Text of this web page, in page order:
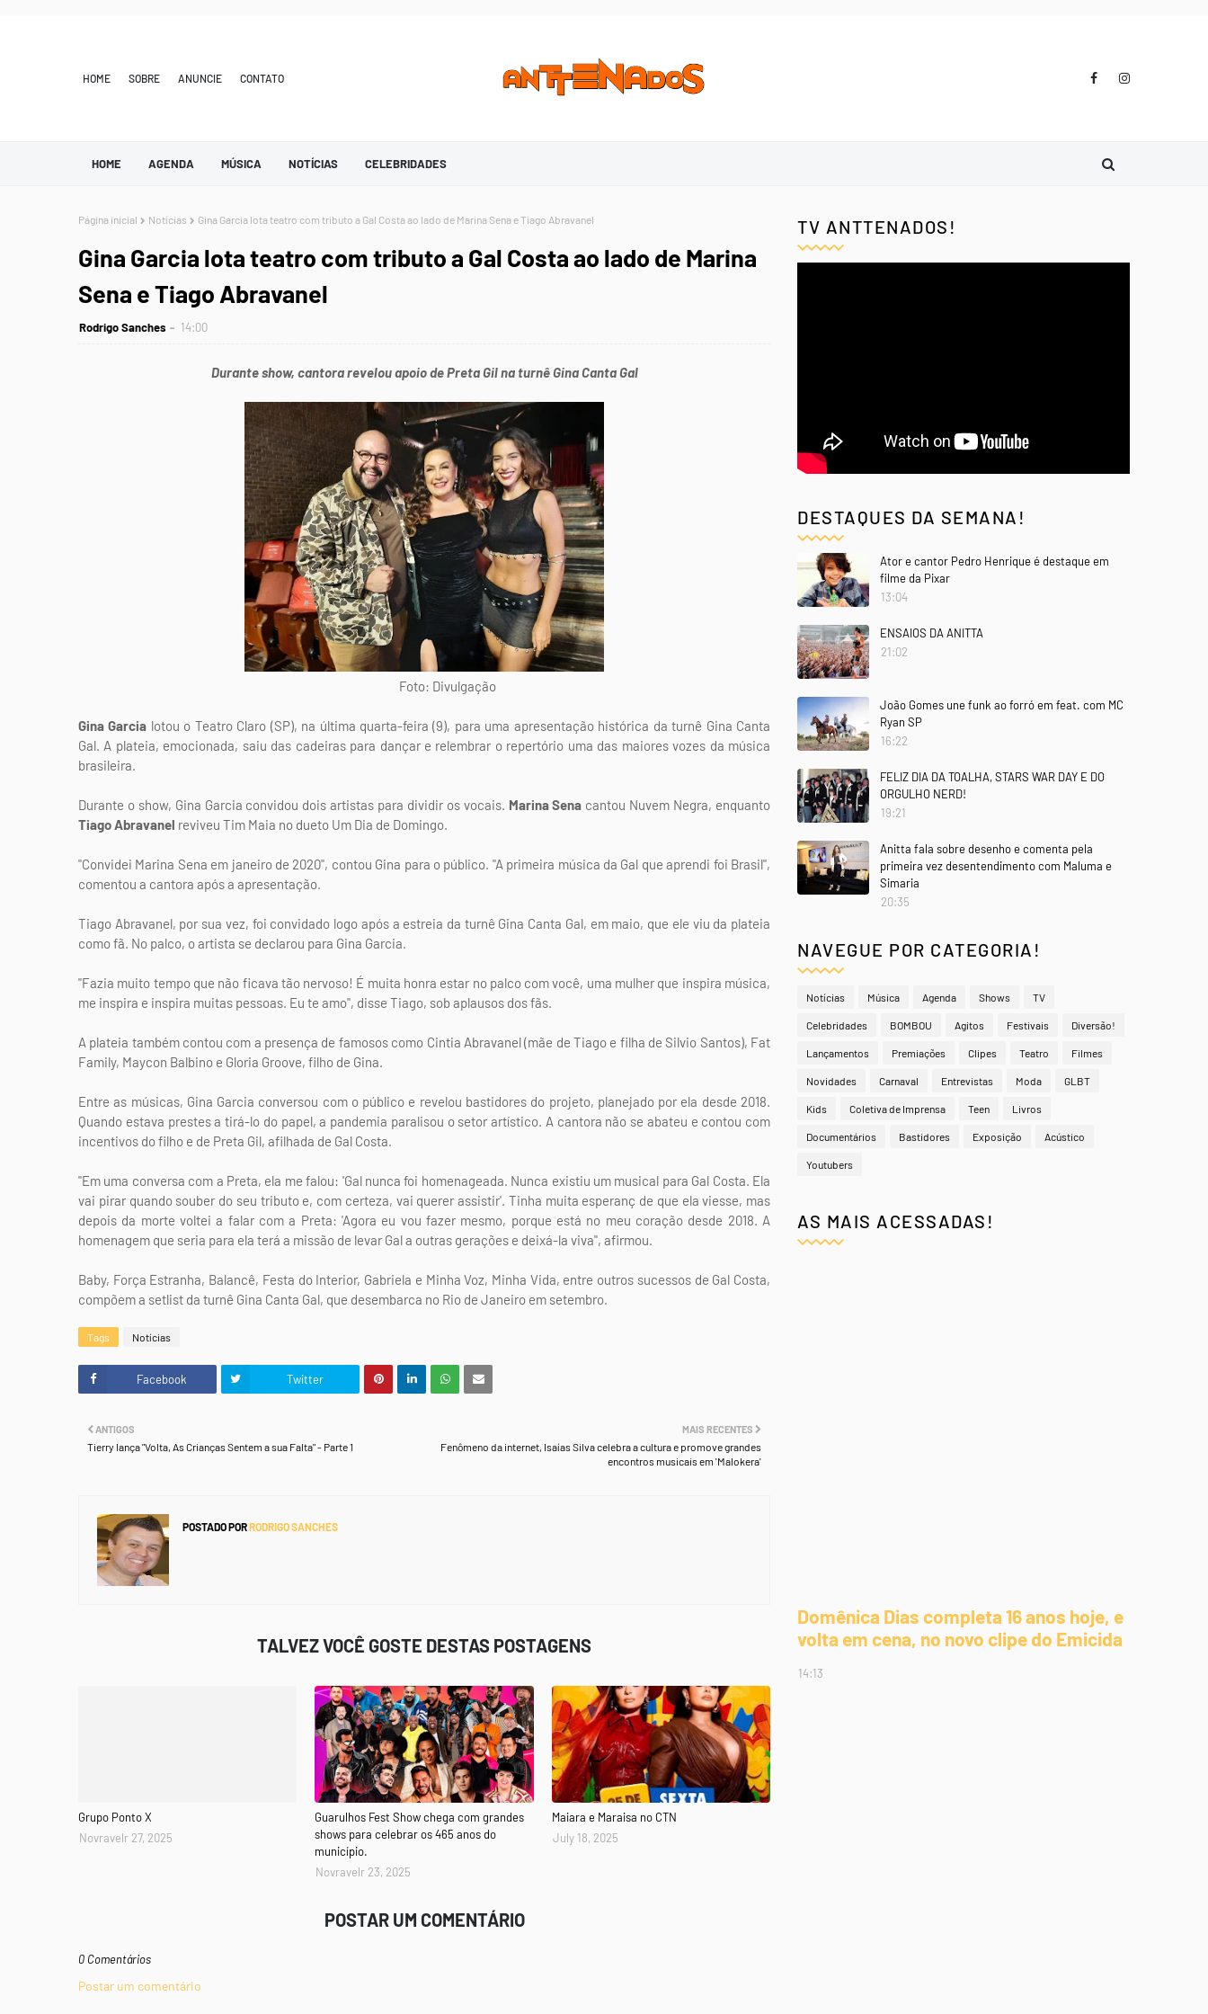
HOME SOBRE ANUNCIE CONTATO
HOME AGENDA MÚSICA NOTÍCIAS CELEBRIDADES
Página inicial Notícias Gina Garcia lota teatro com tributo a Gal Costa ao lado de Marina Sena e Tiago Abravanel
Gina Garcia lota teatro com tributo a Gal Costa ao lado de Marina
Sena e Tiago Abravanel
Rodrigo Sanches 14:00
Durante show, cantora revelou apoio de Preta Gil na turnê Gina Canta Gal
Foto: Divulgação
Gina Garcia lotou o Teatro Claro (SP), na última quarta-feira (9), para uma apresentação histórica da turnê Gina Canta
Gal. A plateia, emocionada, saiu das cadeiras para dançar e relembrar o repertório uma das maiores vozes da música
brasileira.
Durante o show, Gina Garcia convidou dois artistas para dividir os vocais. Marina Sena cantou Nuvem Negra, enquanto
Tiago Abravanel reviveu Tim Maia no dueto Um Dia de Domingo.
"Convidei Marina Sena em janeiro de 2020", contou Gina para o público. "A primeira música da Gal que aprendi foi Brasil",
comentou a cantora após a apresentação.
Tiago Abravanel, por sua vez, foi convidado logo após a estreia da turnê Gina Canta Gal, em maio, que ele viu da plateia
como fã. No palco, o artista se declarou para Gina Garcia.
"Fazia muito tempo que não ficava tão nervoso! É muita honra estar no palco com você, uma mulher que inspira música,
me inspira e inspira muitas pessoas. Eu te amo", disse Tiago, sob aplausos dos fãs.
A plateia também contou com a presença de famosos como Cintia Abravanel (mãe de Tiago e filha de Silvio Santos), Fat
Family, Maycon Balbino e Gloria Groove, filho de Gina.
Entre as músicas, Gina Garcia conversou com o público e revelou bastidores do projeto, planejado por ela desde 2018.
Quando estava prestes a tirá-lo do papel, a pandemia paralisou o setor artístico. A cantora não se abateu e contou com
incentivos do filho e de Preta Gil, afilhada de Gal Costa.
"Em uma conversa com a Preta, ela me falou: 'Gal nunca foi homenageada. Nunca existiu um musical para Gal Costa. Ela
vai pirar quando souber do seu tributo e, com certeza, vai querer assistir'. Tinha muita esperanç de que ela viesse, mas
depois da morte voltei a falar com a Preta: 'Agora eu vou fazer mesmo, porque está no meu coração desde 2018. A
homenagem que seria para ela terá a missão de levar Gal a outras gerações e deixá-la viva", afirmou.
Baby, Força Estranha, Balancê, Festa do Interior, Gabriela e Minha Voz, Minha Vida, entre outros sucessos de Gal Costa,
compõem a setlist da turnê Gina Canta Gal, que desembarca no Rio de Janeiro em setembro.
Tags Notícias
Facebook Twitter
MAIS RECENTES
Fenômeno da internet, Isaías Silva celebra a cultura e promove grandes
encontros musicais em 'Malokera'
ANTIGOS
Tierry lança "Volta, As Crianças Sentem a sua Falta" - Parte 1
POSTADO PORRODRIGO SANCHES
TALVEZ VOCÊ GOSTE DESTAS POSTAGENS
Grupo Ponto X
Novravelr 27, 2025
Guarulhos Fest Show chega com grandes
shows para celebrar os 465 anos do
município.
Novravelr 23, 2025
Maiara e Maraisa no CTN
July 18, 2025
POSTAR UM COMENTÁRIO
0 Comentários
Postar um comentário
TV ANTTENADOS!
DESTAQUES DA SEMANA!
Ator e cantor Pedro Henrique é destaque em
filme da Pixar
13:04
ENSAIOS DA ANITTA
21:02
João Gomes une funk ao forró em feat. com MC
Ryan SP
16:22
FELIZ DIA DA TOALHA, STARS WAR DAY E DO
ORGULHO NERD!
19:21
Anitta fala sobre desenho e comenta pela
primeira vez desentendimento com Maluma e
Simaria
20:35
NAVEGUE POR CATEGORIA!
Notícias Música Agenda Shows TV
Celebridades BOMBOU Agitos Festivais Diversão!
Lançamentos Premiações Clipes Teatro Filmes
Novidades Carnaval Entrevistas Moda GLBT
Kids Coletiva de Imprensa Teen Livros
Documentários Bastidores Exposição Acústico
Youtubers
AS MAIS ACESSADAS!
Domênica Dias completa 16 anos hoje, e
volta em cena, no novo clipe do Emicida
14:13